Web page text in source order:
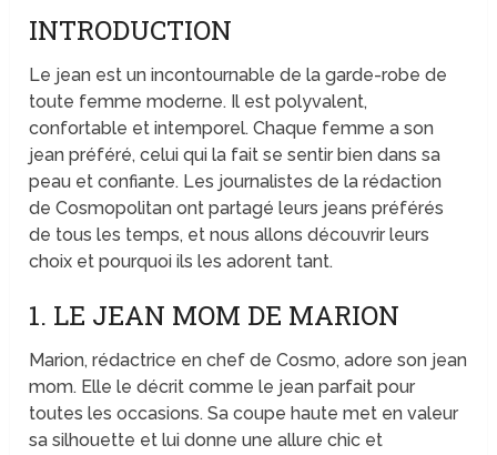
INTRODUCTION
Le jean est un incontournable de la garde-robe de
toute femme moderne. Il est polyvalent,
confortable et intemporel. Chaque femme a son
jean préféré, celui qui la fait se sentir bien dans sa
peau et confiante. Les journalistes de la rédaction
de Cosmopolitan ont partagé leurs jeans préférés
de tous les temps, et nous allons découvrir leurs
choix et pourquoi ils les adorent tant.
1. LE JEAN MOM DE MARION
Marion, rédactrice en chef de Cosmo, adore son jean
mom. Elle le décrit comme le jean parfait pour
toutes les occasions. Sa coupe haute met en valeur
sa silhouette et lui donne une allure chic et